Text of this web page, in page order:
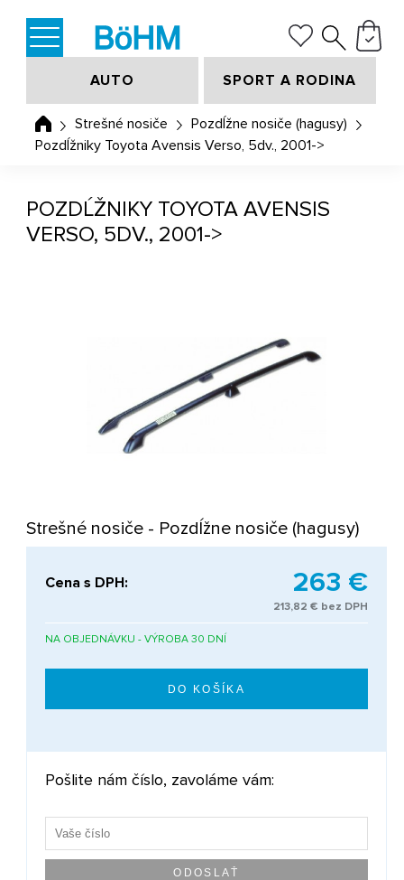
AUTO SPORT A RODINA
Strešné nosiče
Pozdĺžne nosiče (hagusy)
Pozdĺžniky Toyota Avensis Verso, 5dv., 2001->
POZDĹŽNIKY TOYOTA AVENSIS
VERSO, 5DV., 2001->
Strešné nosiče - Pozdĺžne nosiče (hagusy)
Cena s DPH: 263 €
213,82 € bez DPH
NA OBJEDNÁVKU - VÝROBA 30 DNÍ
Pošlite nám číslo, zavoláme vám: